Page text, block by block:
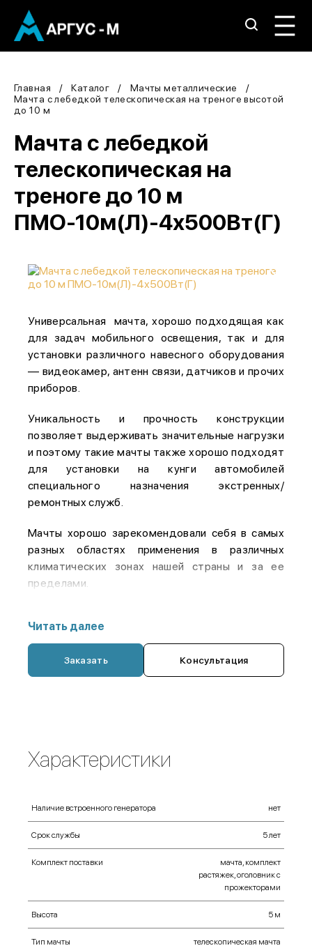
Главная Каталог
Мачты металлические
Мачта с лебедкой телескопическая на треноге высотой
до 10 м
Мачта с лебедкой
телескопическая на
треноге до 10 м
ПМО-10м(Л)-4х500Вт(Г)
Универсальная мачта, хорошо подходящая как
для задач мобильного освещения, так и для
установки различного навесного оборудования
— видеокамер, антенн связи, датчиков и прочих
приборов.
Уникальность и прочность конструкции
позволяет выдерживать значительные нагрузки
и поэтому такие мачты также хорошо подходят
для установки на кунги автомобилей
специального назначения экстренных/
ремонтных служб.
Мачты хорошо зарекомендовали себя в самых
разных областях применения в различных
климатических зонах нашей страны и за ее
пределами.
чехол-переноска,
удлинитель,
Читать далее
Заказать Консультация
Характеристики
Наличие встроенного генератора нет
Срок службы 5 лет
Комплект поставки
мачта, комплект
растяжек, оголовник с
прожекторами
Высота 5 м
Тип мачты
телескопическая мачта